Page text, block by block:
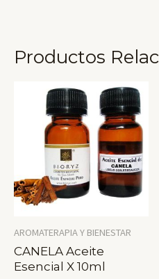
Productos
AROMATERAPIA Y BIENESTAR
CANELA Aceite
Esencial X 10ml